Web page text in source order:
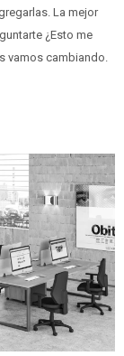
La mejor
¿Esto me
vamos cambiando.